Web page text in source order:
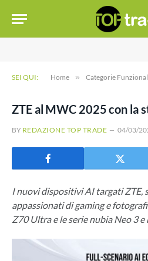
SEI QUI: Home » Categorie
ZTE al MWC 2025 con la
BY REDAZIONE TOP TRADE 04/03/
I nuovi dispositivi AI targati ZTE,
appassionati di gaming e
Z70 Ultra e le serie nubia Neo 3 e